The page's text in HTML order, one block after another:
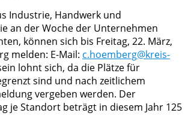
Industrie, Handwerk und
an der Woche der Unternehmen
können sich bis Freitag, 22. März,
melden: E-Mail: c.hoemberg@kreis-
lohnt sich, da die Plätze für
sind und nach zeitlichem
vergeben werden. Der
je Standort beträgt in diesem Jahr 125